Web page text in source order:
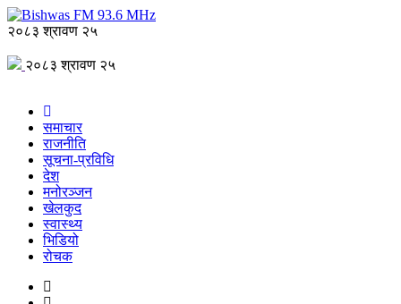
२०८३ श्रावण २५
२०८३ श्रावण २५
समाचार
राजनीति
सूचना-प्रविधि
देश
मनोरञ्जन
खेलकुद
स्वास्थ्य
भिडियो
रोचक